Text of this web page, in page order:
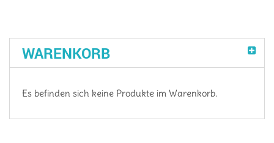
WARENKORB
Es befinden sich keine Produkte im Warenkorb.